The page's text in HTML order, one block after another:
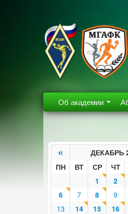
Об академии
« ДЕКАБРЬ
ПН ВТ СР ЧТ
1
2
6
7 8 9
13
14 15 16